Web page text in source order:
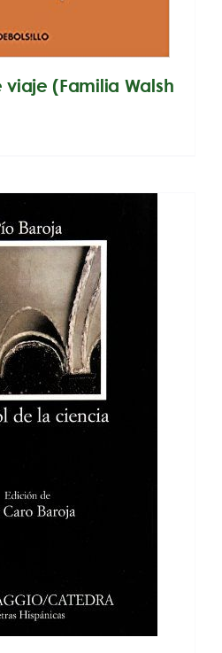
(Familia Walsh